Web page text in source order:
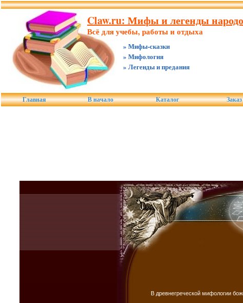
Claw.ru: Мифы и легенды
Всё для учебы, работы и отдыха
» Мифы-сказки
» Мифология
» Легенды и предания
Главная В начало Каталог Заказ
В древнегреческой мифологии